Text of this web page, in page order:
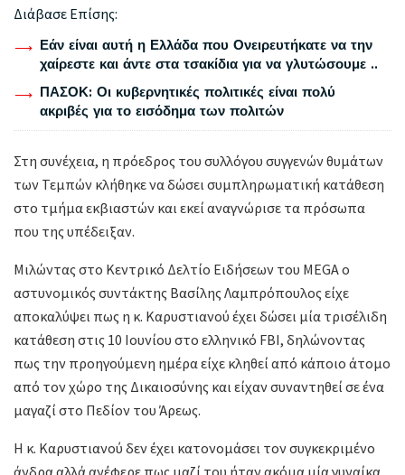
Διάβασε Επίσης:
Εάν είναι αυτή η Ελλάδα που Ονειρευτήκατε να την
χαίρεστε και άντε στα τσακίδια για να γλυτώσουμε ..
ΠΑΣΟΚ: Οι κυβερνητικές πολιτικές είναι πολύ
ακριβές για το εισόδημα των πολιτών
Στη συνέχεια, η πρόεδρος του συλλόγου συγγενών θυμάτων
των Τεμπών κλήθηκε να δώσει συμπληρωματική κατάθεση
στο τμήμα εκβιαστών και εκεί αναγνώρισε τα πρόσωπα
που της υπέδειξαν.
Μιλώντας στο Κεντρικό Δελτίο Ειδήσεων του MEGA ο
αστυνομικός συντάκτης Βασίλης Λαμπρόπουλος είχε
αποκαλύψει πως η κ. Καρυστιανού έχει δώσει μία τρισέλιδη
κατάθεση στις 10 Ιουνίου στο ελληνικό FBI, δηλώνοντας
πως την προηγούμενη ημέρα είχε κληθεί από κάποιο άτομο
από τον χώρο της Δικαιοσύνης και είχαν συναντηθεί σε ένα
μαγαζί στο Πεδίον του Άρεως.
Η κ. Καρυστιανού δεν έχει κατονομάσει τον συγκεκριμένο